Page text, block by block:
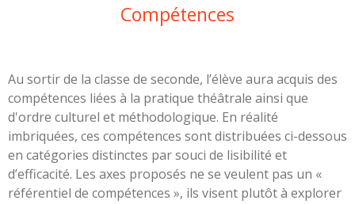
Compétences
Au sortir de la classe de seconde, l’élève aura acquis des
compétences liées à la pratique théâtrale ainsi que
d'ordre culturel et méthodologique. En réalité
imbriquées, ces compétences sont distribuées ci-dessous
en catégories distinctes par souci de lisibilité et
d’efficacité. Les axes proposés ne se veulent pas un «
référentiel de compétences », ils visent plutôt à explorer